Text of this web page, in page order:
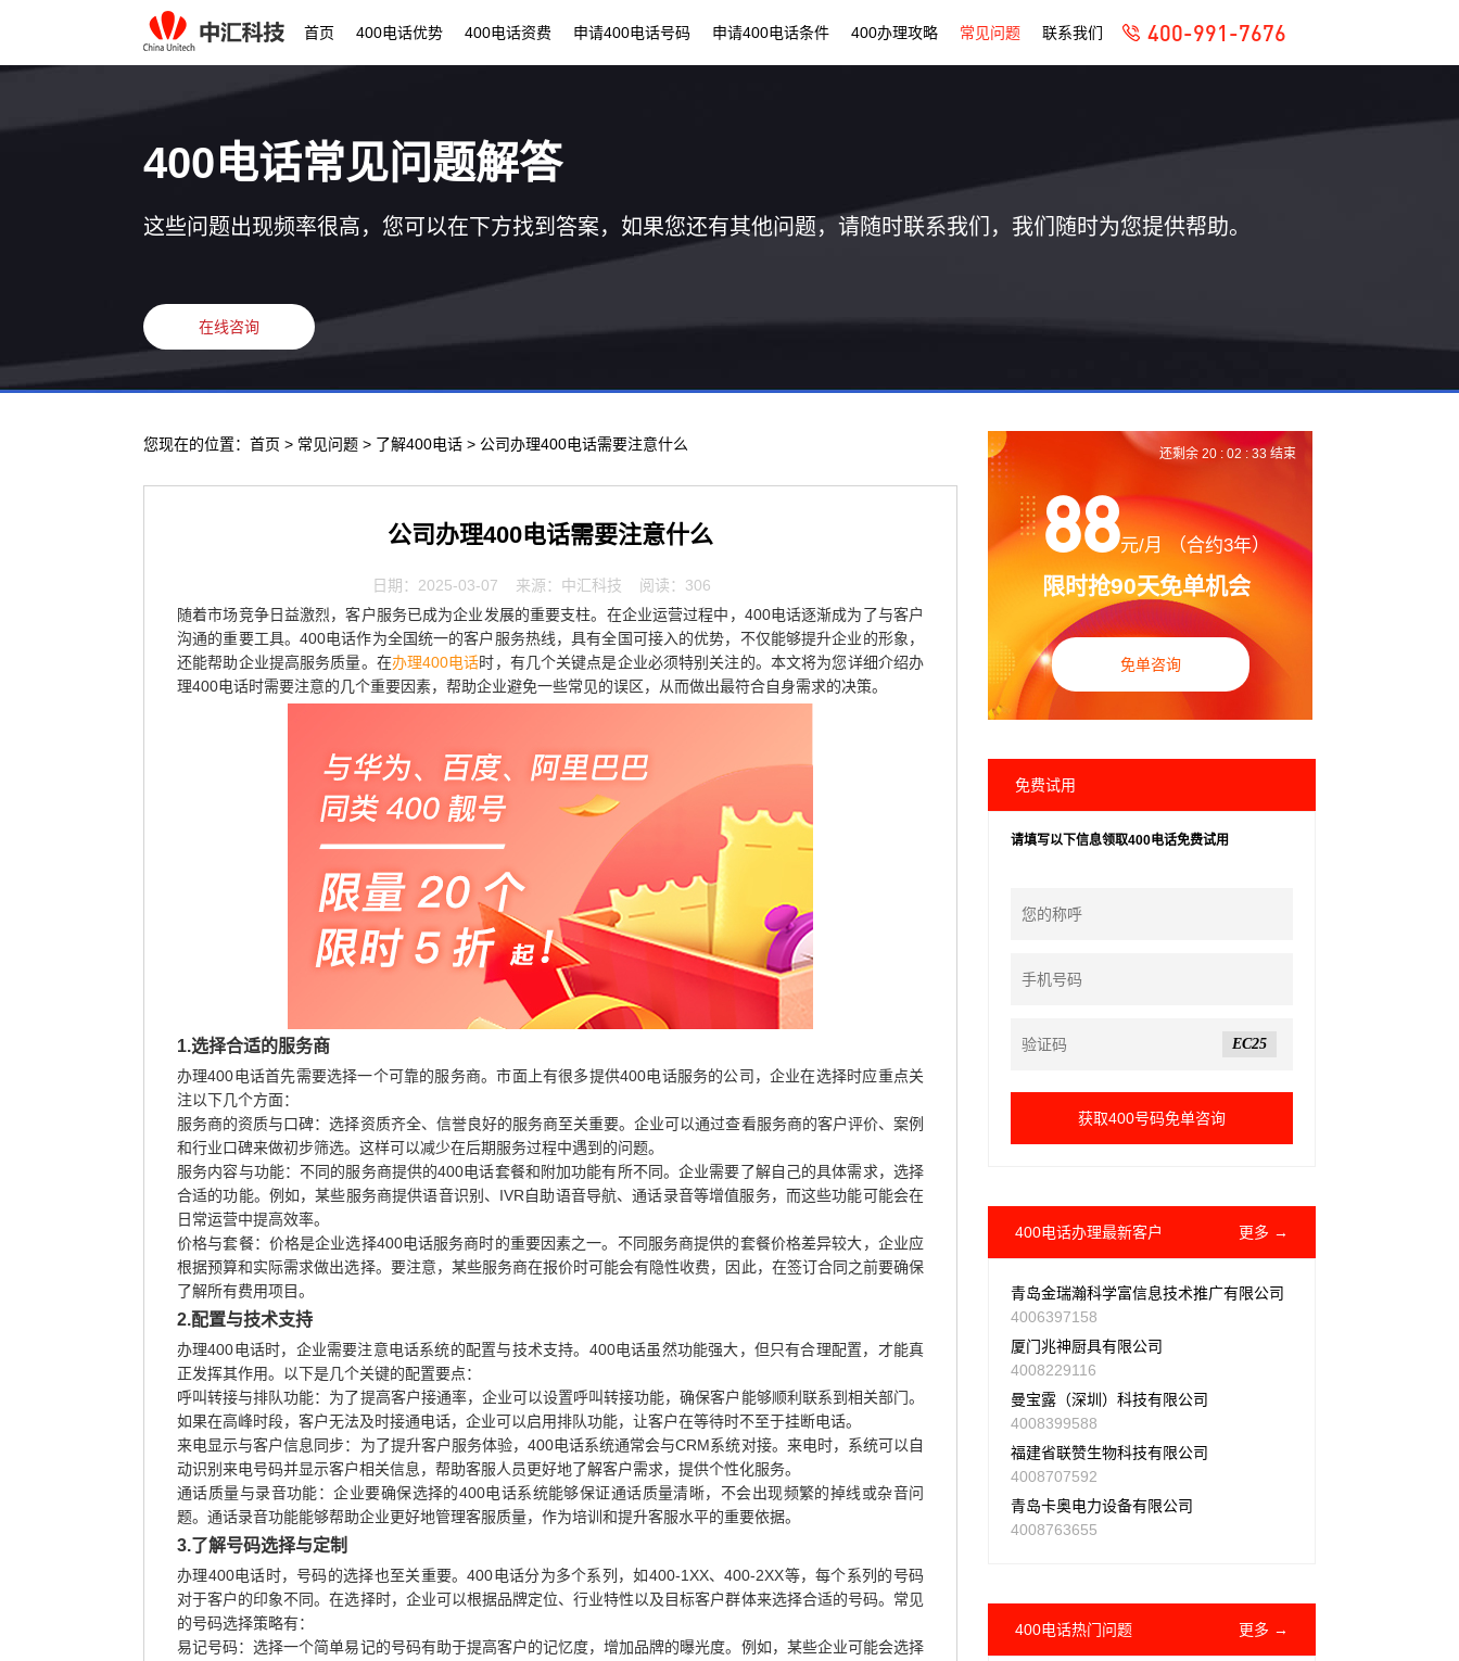
首页 400电话优势 400电话资费 申请400电话号码 申请400电话条件 400办理攻略 常见问题 联系我们 400-991-7676
400电话常见问题解答
这些问题出现频率很高，您可以在下方找到答案，如果您还有其他问题，请随时联系我们，我们随时为您提供帮助。
在线咨询
您现在的位置： 首页 > 常见问题 > 了解400电话 > 公司办理400电话需要注意什么
公司办理400电话需要注意什么
日期：2025-03-07 来源：中汇科技 阅读：306
随着市场竞争日益激烈，客户服务已成为企业发展的重要支柱。在企业运营过程中，400电话逐渐成为了与客户
沟通的重要工具。400电话作为全国统一的客户服务热线，具有全国可接入的优势，不仅能够提升企业的形象，
还能帮助企业提高服务质量。在办理400电话时，有几个关键点是企业必须特别关注的。本文将为您详细介绍办
理400电话时需要注意的几个重要因素，帮助企业避免一些常见的误区，从而做出最符合自身需求的决策。
1.选择合适的服务商
办理400电话首先需要选择一个可靠的服务商。市面上有很多提供400电话服务的公司，企业在选择时应重点关
注以下几个方面：
服务商的资质与口碑：选择资质齐全、信誉良好的服务商至关重要。企业可以通过查看服务商的客户评价、案例
和行业口碑来做初步筛选。这样可以减少在后期服务过程中遇到的问题。
服务内容与功能：不同的服务商提供的400电话套餐和附加功能有所不同。企业需要了解自己的具体需求，选择
合适的功能。例如，某些服务商提供语音识别、IVR自助语音导航、通话录音等增值服务，而这些功能可能会在
日常运营中提高效率。
价格与套餐：价格是企业选择400电话服务商时的重要因素之一。不同服务商提供的套餐价格差异较大，企业应
根据预算和实际需求做出选择。要注意，某些服务商在报价时可能会有隐性收费，因此，在签订合同之前要确保
了解所有费用项目。
2.配置与技术支持
办理400电话时，企业需要注意电话系统的配置与技术支持。400电话虽然功能强大，但只有合理配置，才能真
正发挥其作用。以下是几个关键的配置要点：
呼叫转接与排队功能：为了提高客户接通率，企业可以设置呼叫转接功能，确保客户能够顺利联系到相关部门。
如果在高峰时段，客户无法及时接通电话，企业可以启用排队功能，让客户在等待时不至于挂断电话。
来电显示与客户信息同步：为了提升客户服务体验，400电话系统通常会与CRM系统对接。来电时，系统可以自
动识别来电号码并显示客户相关信息，帮助客服人员更好地了解客户需求，提供个性化服务。
通话质量与录音功能：企业要确保选择的400电话系统能够保证通话质量清晰，不会出现频繁的掉线或杂音问
题。通话录音功能能够帮助企业更好地管理客服质量，作为培训和提升客服水平的重要依据。
3.了解号码选择与定制
办理400电话时，号码的选择也至关重要。400电话分为多个系列，如400-1XX、400-2XX等，每个系列的号码
对于客户的印象不同。在选择时，企业可以根据品牌定位、行业特性以及目标客户群体来选择合适的号码。常见
的号码选择策略有：
易记号码：选择一个简单易记的号码有助于提高客户的记忆度，增加品牌的曝光度。例如，某些企业可能会选择
88元/月 （合约3年）
限时抢90天免单机会
免单咨询
还剩余 20 : 02 :32 结束
免费试用
请填写以下信息领取400电话免费试用
EC25
400电话办理最新客户 更多 →
青岛金瑞瀚科学富信息技术推广有限公司
4006397158
厦门兆神厨具有限公司
4008229116
曼宝露（深圳）科技有限公司
4008399588
福建省联赞生物科技有限公司
4008707592
青岛卡奥电力设备有限公司
4008763655
400电话热门问题 更多 →